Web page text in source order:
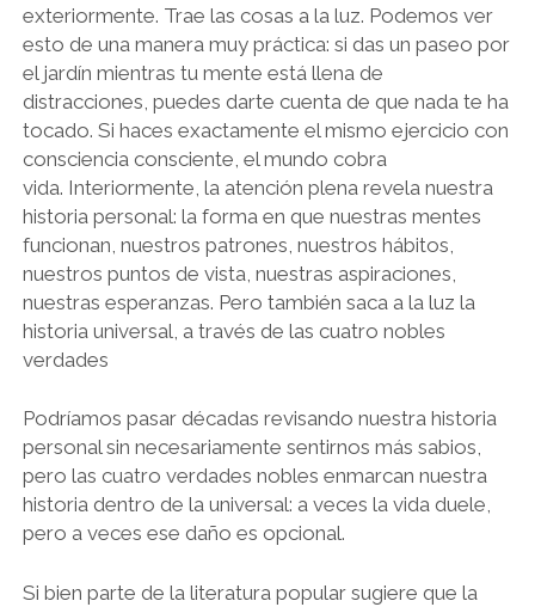
exteriormente. Trae las cosas a la luz. Podemos ver
esto de una manera muy práctica: si das un paseo por
el jardín mientras tu mente está llena de
distracciones, puedes darte cuenta de que nada te ha
tocado. Si haces exactamente el mismo ejercicio con
consciencia consciente, el mundo cobra
vida. Interiormente, la atención plena revela nuestra
historia personal: la forma en que nuestras mentes
funcionan, nuestros patrones, nuestros hábitos,
nuestros puntos de vista, nuestras aspiraciones,
nuestras esperanzas. Pero también saca a la luz la
historia universal, a través de las cuatro nobles
verdades
Podríamos pasar décadas revisando nuestra historia
personal sin necesariamente sentirnos más sabios,
pero las cuatro verdades nobles enmarcan nuestra
historia dentro de la universal: a veces la vida duele,
pero a veces ese daño es opcional.
Si bien parte de la literatura popular sugiere que la